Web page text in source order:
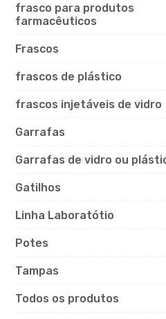
frasco para produtos
farmacêuticos
Frascos
frascos de plástico
frascos injetáveis de vidro
Garrafas
Garrafas de vidro ou
Gatilhos
Linha Laboratótio
Potes
Tampas
Todos os produtos